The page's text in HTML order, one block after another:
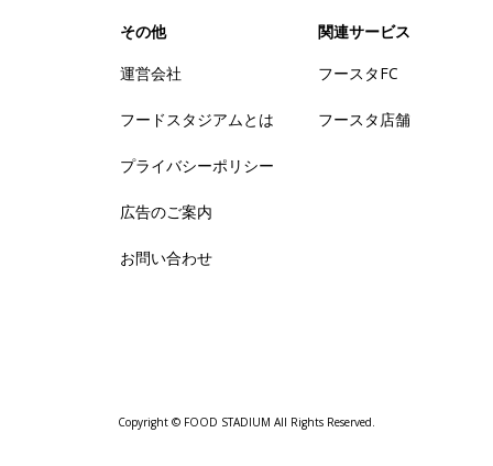
その他
運営会社
フードスタジアムとは
プライバシーポリシー
広告のご案内
お問い合わせ
関連サービス
フースタFC
フースタ店舗
Copyright © FOOD STADIUM All Rights Reserved.